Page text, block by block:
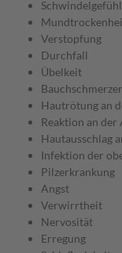
Schwindelgefühl
Verstopfung
Durchfall
Übelkeit
Hautrötung an
Reaktion an
Hautausschlag
Infektion der
Pilzerkrankung
Angst
Verwirrtheit
Nervosität
Erregung